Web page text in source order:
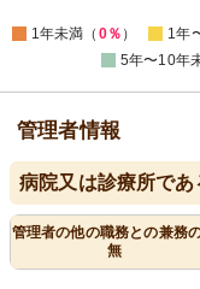
1年未満（ 0％ ） 1年
5年〜10年
管理者情報
病院又は診療所で
管理者の他の職務との兼務
無